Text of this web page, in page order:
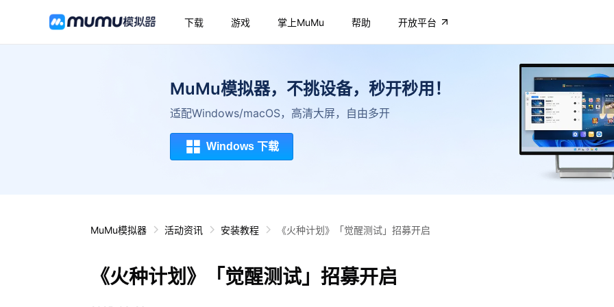
下载 游戏 掌上MuMu 帮助 开放平台
MuMu模拟器，不挑设备，秒开秒用！
适配Windows/macOS，高清大屏，自由多开
Windows 下载
MuMu模拟器 活动资讯 安装教程 《火种计划》「觉醒测试」招募开启
《火种计划》「觉醒测试」招募开启